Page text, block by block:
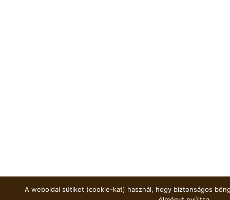
A weboldal sütiket (cookie-kat) használ, hogy biztonságos